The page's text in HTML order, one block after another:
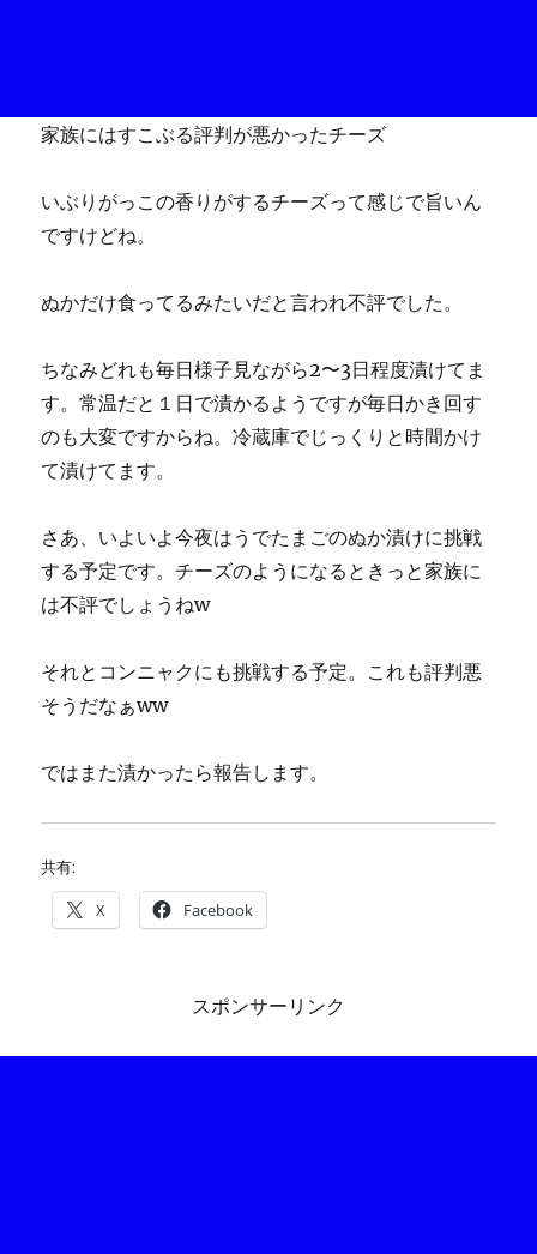
家族にはすこぶる評判が悪かったチーズ
いぶりがっこの香りがするチーズって感じで旨いん
ですけどね。
ぬかだけ食ってるみたいだと言われ不評でした。
ちなみどれも毎日様子見ながら2〜3日程度漬けてま
す。常温だと１日で漬かるようですが毎日かき回す
のも大変ですからね。冷蔵庫でじっくりと時間かけ
て漬けてます。
さあ、いよいよ今夜はうでたまごのぬか漬けに挑戦
する予定です。チーズのようになるときっと家族に
は不評でしょうねw
それとコンニャクにも挑戦する予定。これも評判悪
そうだなぁww
ではまた漬かったら報告します。
共有:
X Facebook
スポンサーリンク